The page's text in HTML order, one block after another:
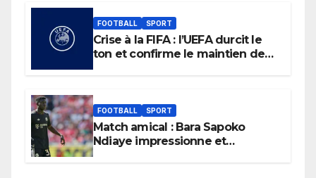
FOOTBALL SPORT
Crise à la FIFA : l’UEFA durcit le
ton et confirme le maintien de
FOOTBALL SPORT
Match amical : Bara Sapoko
Ndiaye impressionne et